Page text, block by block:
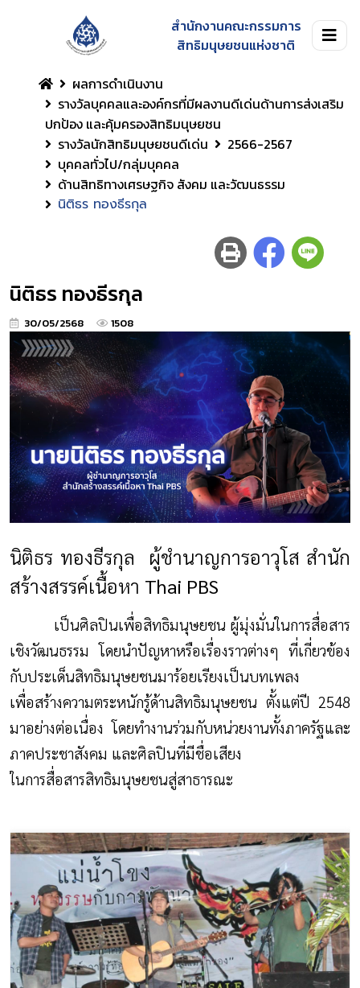
สำนักงานคณะกรรมการ
สิทธิมนุษยชนแห่งชาติ
ผลการดำเนินงาน
รางวัลบุคคลและองค์กรที่มีผลงานดีเด่นด้านการส่งเสริม
ปกป้อง และคุ้มครองสิทธิมนุษยชน
รางวัลนักสิทธิมนุษยชนดีเด่น
2566-2567
บุคคลทั่วไป/กลุ่มบุคคล
ด้านสิทธิทางเศรษฐกิจ สังคม และวัฒนธรรม
นิติธร ทองธีรกุล
นิติธร ทองธีรกุล
30/05/2568 1508
นิติธร ทองธีรกุล
ผู้ชำนาญการอาวุโส สำนัก
สร้างสรรค์เนื้อหา Thai PBS
เป็นศิลปินเพื่อสิทธิมนุษยชน ผู้มุ่งมั่นในการสื่อสาร
เชิงวัฒนธรรม โดยนำปัญหาหรือเรื่องราวต่างๆ ที่เกี่ยวข้อง
กับประเด็นสิทธิมนุษยชนมาร้อยเรียงเป็นบทเพลง
เพื่อสร้างความตระหนักรู้ด้านสิทธิมนุษยชน ตั้งแต่ปี 2548
มาอย่างต่อเนื่อง โดยทำงานร่วมกับหน่วยงานทั้งภาครัฐและ
ภาคประชาสังคม และศิลปินที่มีชื่อเสียง
ในการสื่อสารสิทธิมนุษยชนสู่สาธารณะ